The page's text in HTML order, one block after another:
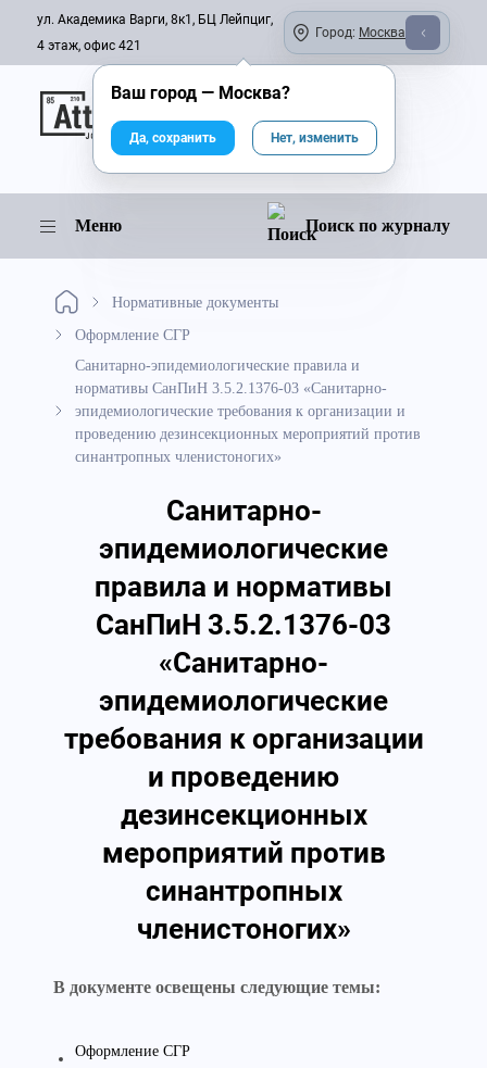
ул. Академика Варги, 8к1, БЦ Лейпциг,
4 этаж, офис 421
Город: Москва
Онлайн-журнал
Меню Поиск по журналу
Нормативные документы
Оформление СГР
Санитарно-эпидемиологические правила и
нормативы СанПиН 3.5.2.1376-03 «Санитарно-
эпидемиологические требования к организации и
проведению дезинсекционных мероприятий против
синантропных членистоногих»
Санитарно-
эпидемиологические
правила и нормативы
СанПиН 3.5.2.1376-03
«Санитарно-
эпидемиологические
требования к организации
и проведению
дезинсекционных
мероприятий против
синантропных
членистоногих»
В документе освещены следующие темы:
Оформление СГР
Ваш город — Москва?
Да, сохранить Нет, изменить